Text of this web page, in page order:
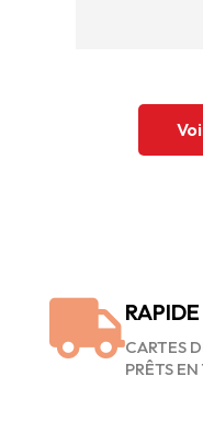
RAPIDE
CARTES
PRÊTS EN